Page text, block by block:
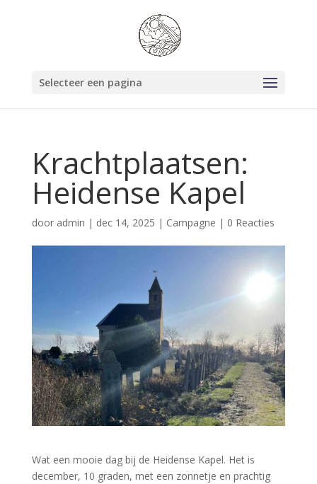
Selecteer een pagina
Krachtplaatsen:
Heidense Kapel
door admin | dec 14, 2025 | Campagne | 0 Reacties
Wat een mooie dag bij de Heidense Kapel. Het is
december, 10 graden, met een zonnetje en prachtig